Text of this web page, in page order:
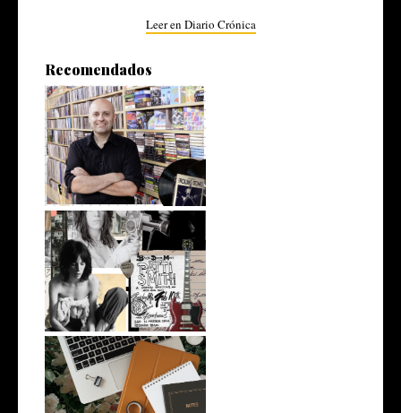
Leer en Diario Crónica
Recomendados
César Bersais, como un
Rolling Ston...
Branding Lessons from Patti
Smith
Marketing: Tendencias 2025